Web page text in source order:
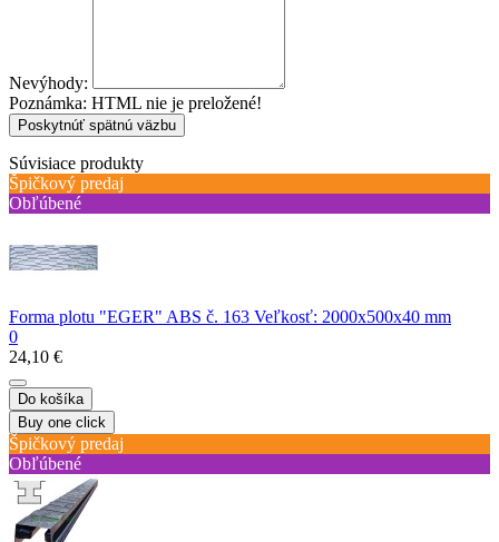
Nevýhody:
Poznámka: HTML nie je preložené!
Poskytnúť spätnú väzbu
Súvisiace produkty
Špičkový predaj
Obľúbené
Forma plotu "EGER" ABS č. 163 Veľkosť: 2000x500x40 mm
0
24,10 €
Do košíka
Buy one click
Špičkový predaj
Obľúbené